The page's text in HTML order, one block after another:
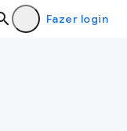
Fazer login